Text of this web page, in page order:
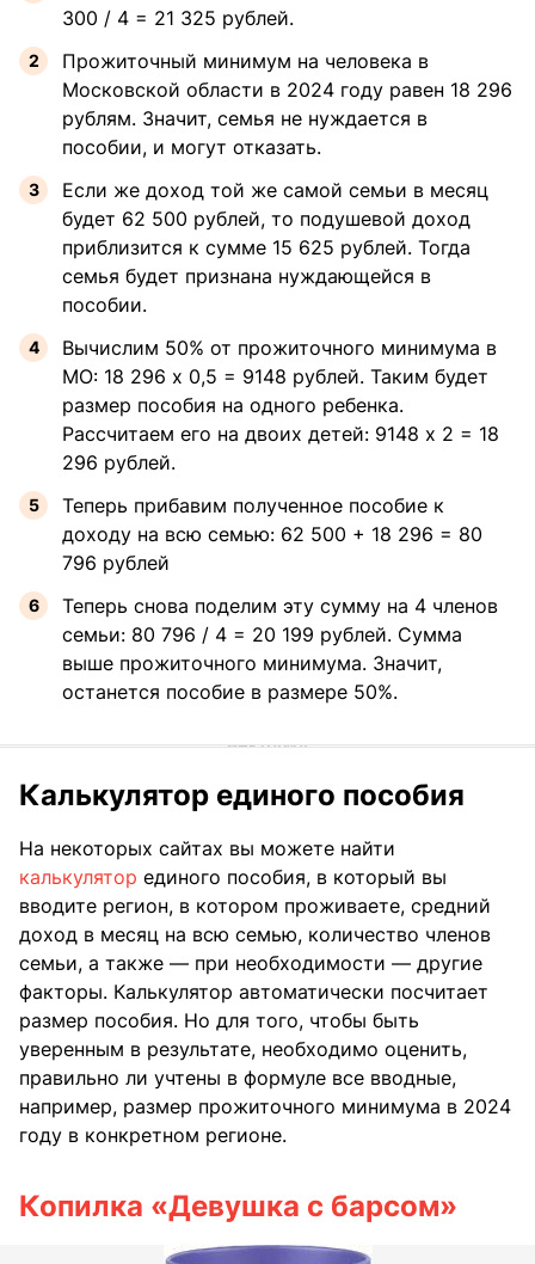
300 / 4 = 21 325 рублей.
Прожиточный минимум на человека в
Московской области в 2024 году равен 18 296
рублям. Значит, семья не нуждается в
пособии, и могут отказать.
Если же доход той же самой семьи в месяц
будет 62 500 рублей, то подушевой доход
приблизится к сумме 15 625 рублей. Тогда
семья будет признана нуждающейся в
пособии.
Вычислим 50% от прожиточного минимума в
МО: 18 296 x 0,5 = 9148 рублей. Таким будет
размер пособия на одного ребенка.
Рассчитаем его на двоих детей: 9148 x 2 = 18
296 рублей.
Теперь прибавим полученное пособие к
доходу на всю семью: 62 500 + 18 296 = 80
796 рублей
Теперь снова поделим эту сумму на 4 членов
семьи: 80 796 / 4 = 20 199 рублей. Сумма
выше прожиточного минимума. Значит,
останется пособие в размере 50%.
Калькулятор единого пособия
На некоторых сайтах вы можете найти
калькулятор единого пособия, в который вы
вводите регион, в котором проживаете, средний
доход в месяц на всю семью, количество членов
семьи, а также — при необходимости — другие
факторы. Калькулятор автоматически посчитает
размер пособия. Но для того, чтобы быть
уверенным в результате, необходимо оценить,
правильно ли учтены в формуле все вводные,
например, размер прожиточного минимума в 2024
году в конкретном регионе.
Копилка «Девушка с барсом»